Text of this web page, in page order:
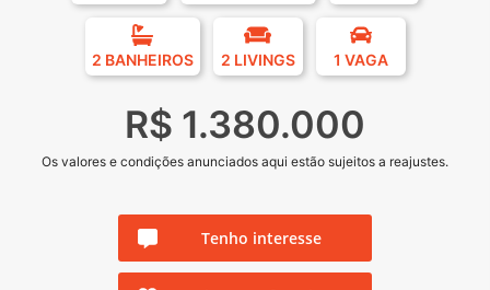
2 BANHEIROS 2 LIVINGS 1 VAGA
R$ 1.380.000
Os valores e condições anunciados aqui estão sujeitos a reajustes.
Tenho interesse